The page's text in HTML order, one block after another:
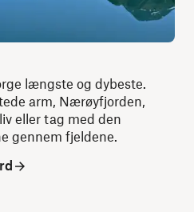
længste og dybeste.
arm, Nærøyfjorden,
eller tag med den
gennem fjeldene.